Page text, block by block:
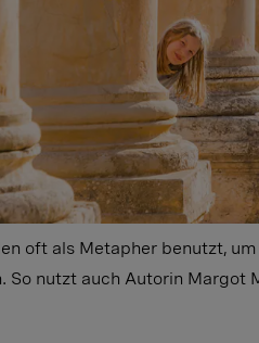
oft als Metapher benutzt,
So nutzt auch Autorin Margot